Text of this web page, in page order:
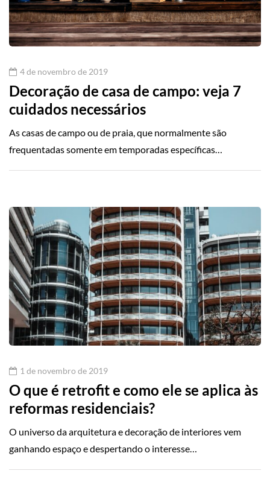
4 de novembro de 2019
Decoração de casa de campo: veja 7
cuidados necessários
As casas de campo ou de praia, que normalmente são
frequentadas somente em temporadas específicas…
1 de novembro de 2019
O que é retrofit e como ele se aplica às
reformas residenciais?
O universo da arquitetura e decoração de interiores vem
ganhando espaço e despertando o interesse…